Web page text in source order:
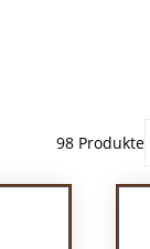
98 Produkte